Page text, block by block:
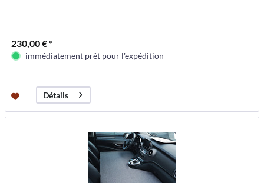
230,00 € *
immédiatement prêt pour l'expédition
Détails